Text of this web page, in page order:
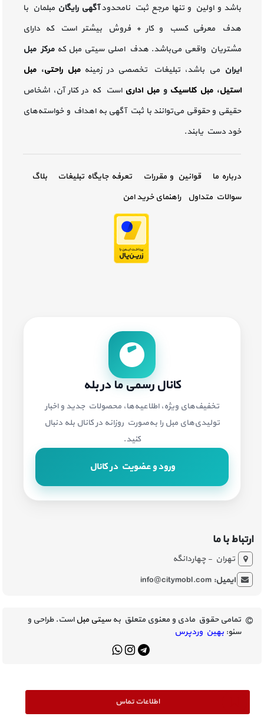
اطلاعات تماس
باشد و اولین و تنها مرجع ثبت نامحدودآگهی رایگان مبلمان با
هدف معرفی کسب و کار + فروش بیشتر است که دارای
مشتریان واقعی می‌باشد. هدف اصلی سیتی مبل کهمرکز مبل
ایران می باشد، تبلیغات تخصصی در زمینه مبل راحتی،مبل
استیل،مبل کلاسیک ومبل اداری است که در کنار آن، اشخاص
حقیقی و حقوقی می‌توانند با ثبت آگهی به اهداف و خواسته‌های
خود دست یابند.
درباره ما قوانین و مقررات تعرفه جایگاه تبلیغات
بلاگ
سوالات متداول
راهنمای خرید امن
کانال رسمی ما در بله
تخفیف‌های ویژه، اطلاعیه‌ها، محصولات جدید و اخبار
تولیدی‌های مبل را به‌صورت روزانه در کانال بله دنبال
کنید.
ورود و عضویت در کانال
ارتباط با ما
تهران - چهاردانگه
ایمیل:info@citymobl.com
تمامی حقوق مادی و معنوی متعلق بهسیتی مبلاست. طراحی و
سئو: بهین وردپرس